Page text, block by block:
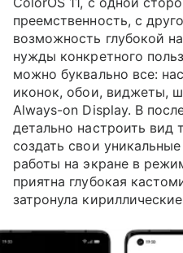
преемственность, с
возможность глубокой
нужды конкретного
можно буквально все:
иконок, обои, виджеты,
Always-on Display. В
детально настроить вид
создать свои
работы на экране в
приятна глубокая
затронула